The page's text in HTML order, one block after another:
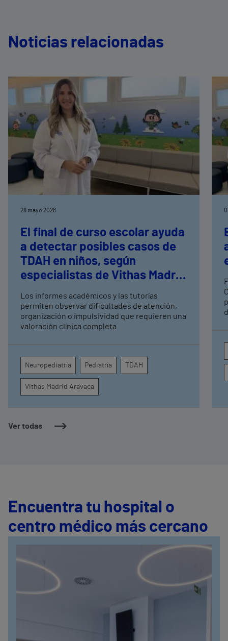
Noticias relacionadas
Ver todas
28 mayo 2026
El final de curso escolar ayuda
a detectar posibles casos de
TDAH en niños, según
especialistas de Vithas Madrid
Aravaca
Los informes académicos y las tutorías
permiten observar dificultades de atención,
organización o impulsividad que requieren una
valoración clínica completa
Neuropediatría Pediatría TDAH
Vithas Madrid Aravaca
Encuentra tu hospital o
centro médico más cercano